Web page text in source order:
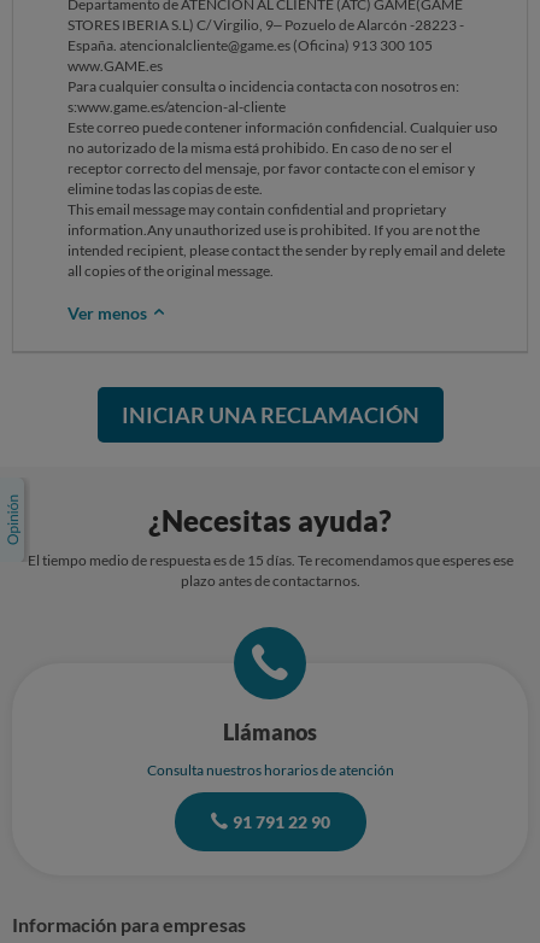
Departamento de ATENCIÓN AL CLIENTE (ATC) GAME(GAME
STORES IBERIA S.L) C/ Virgilio, 9– Pozuelo de Alarcón -28223 -
España. atencionalcliente@game.es (Oficina) 913 300 105
www.GAME.es
Para cualquier consulta o incidencia contacta con nosotros en:
s:www.game.es/atencion-al-cliente
Este correo puede contener información confidencial. Cualquier uso
no autorizado de la misma está prohibido. En caso de no ser el
receptor correcto del mensaje, por favor contacte con el emisor y
elimine todas las copias de este.
This email message may contain confidential and proprietary
information.Any unauthorized use is prohibited. If you are not the
intended recipient, please contact the sender by reply email and delete
all copies of the original message.
Ver menos
INICIAR UNA RECLAMACIÓN
¿Necesitas ayuda?
El tiempo medio de respuesta es de 15 días. Te recomendamos que esperes ese
plazo antes de contactarnos.
Llámanos
Consulta nuestros horarios de atención
91 791 22 90
Información para empresas